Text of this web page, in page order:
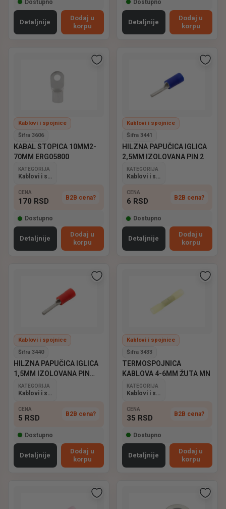
Dostupno
Detaljnije
Dodaj u
korpu
Dostupno
Detaljnije
Dodaj u
korpu
Kablovi i spojnice
Šifra 3606
KABAL STOPICA 10MM2-
70MM ERG05800
KATEGORIJA
Kablovi i spojnice
CENA
170 RSD B2B cena?
Dostupno
Detaljnije
Dodaj u
korpu
Kablovi i spojnice
Šifra 3441
HILZNA PAPUČICA IGLICA
2,5MM IZOLOVANA PIN 2
KATEGORIJA
Kablovi i spojnice
CENA
6 RSD B2B cena?
Dostupno
Detaljnije
Dodaj u
korpu
Kablovi i spojnice
Šifra 3440
HILZNA PAPUČICA IGLICA
1,5MM IZOLOVANA PIN
1,25
KATEGORIJA
Kablovi i spojnice
CENA
5 RSD B2B cena?
Dostupno
Detaljnije
Dodaj u
korpu
Kablovi i spojnice
Šifra 3433
TERMOSPOJNICA
KABLOVA 4-6MM ŽUTA MN
KATEGORIJA
Kablovi i spojnice
CENA
35 RSD B2B cena?
Dostupno
Detaljnije
Dodaj u
korpu